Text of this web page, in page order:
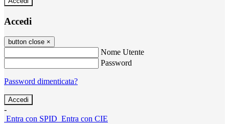
Accedi
button close ×
Nome Utente
Password
Password dimenticata?
-
Entra con SPID Entra con CIE